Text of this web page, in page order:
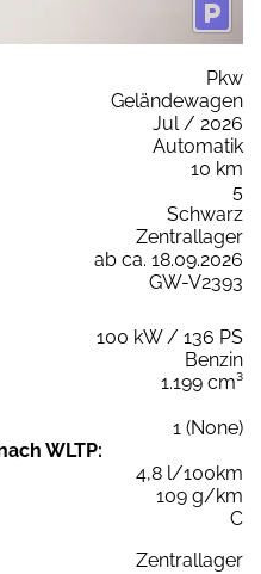
Pkw
Geländewagen
Jul / 2026
Automatik
10 km
5
Schwarz
Zentrallager
ab ca. 18.09.2026
GW-V2393
100 kW / 136 PS
Benzin
1.199 cm³
1 (None)
WLTP:
4,8 l/100km
109 g/km
C
Zentrallager